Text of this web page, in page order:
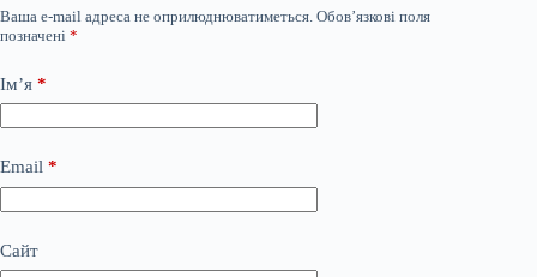
Ваша e-mail адреса не оприлюднюватиметься. Обов’язкові поля
позначені *
Ім’я *
Email *
Сайт